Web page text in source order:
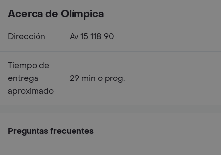
Acerca de Olímpica
Dirección Av 15 118 90
Tiempo de
entrega
aproximado
29 min o prog.
Preguntas frecuentes